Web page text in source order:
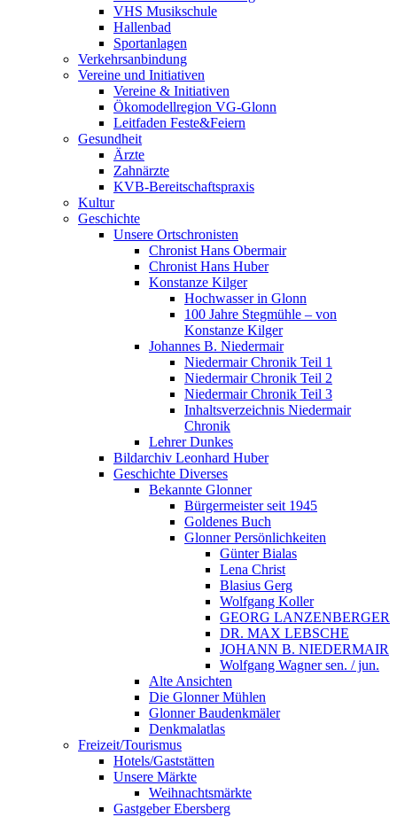
VHS Musikschule
Hallenbad
Sportanlagen
Verkehrsanbindung
Vereine und Initiativen
Vereine & Initiativen
Ökomodellregion VG-Glonn
Leitfaden Feste&Feiern
Gesundheit
Ärzte
Zahnärzte
KVB-Bereitschaftspraxis
Kultur
Geschichte
Unsere Ortschronisten
Chronist Hans Obermair
Chronist Hans Huber
Konstanze Kilger
Hochwasser in Glonn
100 Jahre Stegmühle – von
Konstanze Kilger
Johannes B. Niedermair
Niedermair Chronik Teil 1
Niedermair Chronik Teil 2
Niedermair Chronik Teil 3
Inhaltsverzeichnis Niedermair
Chronik
Lehrer Dunkes
Bildarchiv Leonhard Huber
Geschichte Diverses
Bekannte Glonner
Bürgermeister seit 1945
Goldenes Buch
Glonner Persönlichkeiten
Günter Bialas
Lena Christ
Blasius Gerg
Wolfgang Koller
GEORG LANZENBERGER
DR. MAX LEBSCHE
JOHANN B. NIEDERMAIR
Wolfgang Wagner sen. / jun.
Alte Ansichten
Die Glonner Mühlen
Glonner Baudenkmäler
Denkmalatlas
Freizeit/Tourismus
Hotels/Gaststätten
Unsere Märkte
Weihnachtsmärkte
Gastgeber Ebersberg